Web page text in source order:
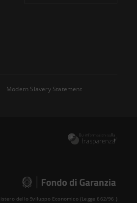
Modern Slavery Statement
dello Sviluppo Economico (Legge 662/96 )